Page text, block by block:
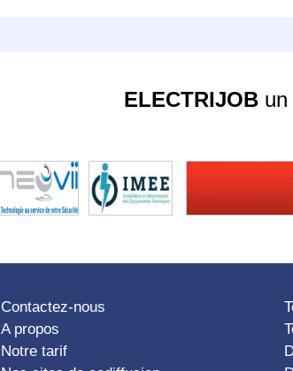
ELECTRIJOBun
Contactez-nous
A propos
Notre tarif